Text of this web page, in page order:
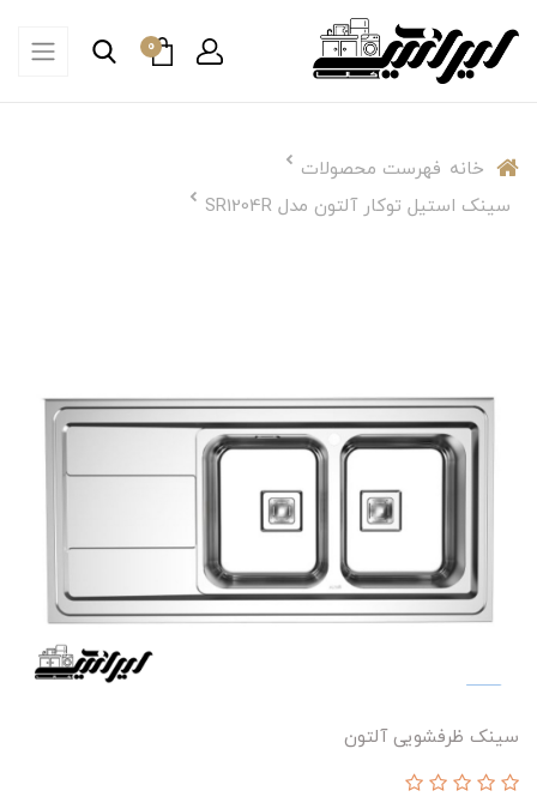
0
خانه فهرست محصولات
سینک استیل توکار آلتون مدل SR1204R
سینک ظرفشویی آلتون